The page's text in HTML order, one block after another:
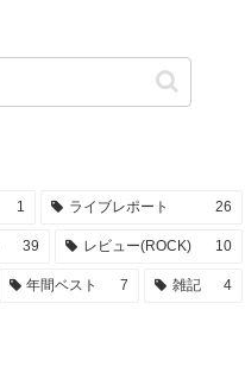
1 ライブレポート 26
39 レビュー(ROCK) 10
年間ベスト 7 雑記 4